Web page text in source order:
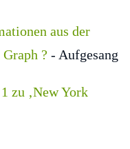
aus der
? - Aufgesang
zu ‚New York